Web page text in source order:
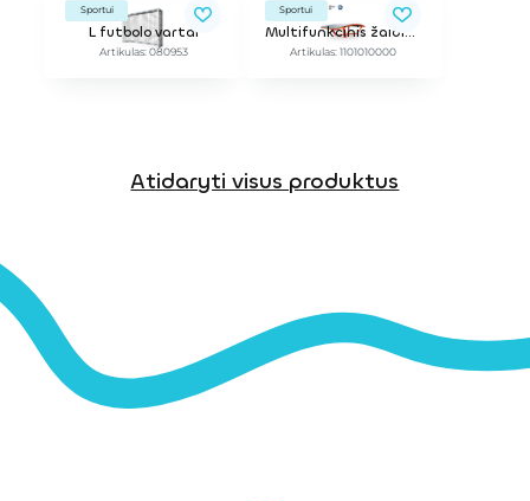
Sportui
L futbolo vartai
Artikulas: 080953
Sportui
Multifunkcinis žaidimų stalas TEQ™ ONE
Artikulas: 1101010000
Atidaryti visus produktus